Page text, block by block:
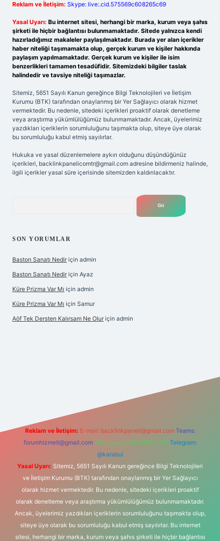
Reklam ve İletişim: Skype: live:.cid.575569c608265c69
Yasal Uyarı: Bu internet sitesi, herhangi bir marka, kurum veya şahıs
şirketi ile hiçbir bağlantısı bulunmamaktadır. Sitede yalnızca kendi
hazırladığımız makaleler paylaşılmaktadır. Burada yer alan içerikler
haber niteliği taşımamakta olup, gerçek kurum ve kişiler hakkında
paylaşım yapılmamaktadır. Gerçek kurum ve kişiler ile isim
benzerlikleri tamamen tesadüfidir. Sitemizdeki bilgiler taslak
halindedir ve tavsiye niteliği taşımazlar.
Sitemiz, 5651 Sayılı Kanun gereğince Bilgi Teknolojileri ve İletişim
Kurumu (BTK) tarafından onaylanmış bir Yer Sağlayıcı olarak hizmet
vermektedir. Bu nedenle, sitedeki içerikleri proaktif olarak denetleme
veya araştırma yükümlülüğümüz bulunmamaktadır. Ancak, üyelerimiz
yazdıkları içeriklerin sorumluluğunu taşımakta olup, siteye üye olarak
bu sorumluluğu kabul etmiş sayılırlar.
Hukuka ve yasal düzenlemelere aykırı olduğunu düşündüğünüz
içerikleri, backlinkpanelicomtr@gmail.com adresine bildirmeniz halinde,
ilgili içerikler yasal süre içerisinde sitemizden kaldırılacaktır.
SON YORUMLAR
Baston Sanatı Nedir için admin
Baston Sanatı Nedir için Ayaz
Küre Prizma Var Mı için admin
Küre Prizma Var Mı için Samur
Aöf Tek Dersten Kalırsam Ne Olur için admin
Reklam ve İletişim: E-mail: backlinkpaneli@gmail.com Teams:
forumhizmeti@gmail.com Whatsapp: 0262 606 0 726 Telegram:
@karabul
Yasal Uyarı: Sitemiz, 5651 Sayılı Kanun gereğince Bilgi Teknolojileri
ve İletişim Kurumu (BTK) tarafından onaylanmış bir Yer Sağlayıcı
olarak hizmet vermektedir. Bu nedenle, sitedeki içerikleri proaktif
olarak denetleme veya araştırma yükümlülüğümüz bulunmamaktadır.
Ancak, üyelerimiz yazdıkları içeriklerin sorumluluğunu taşımakta olup,
siteye üye olarak bu sorumluluğu kabul etmiş sayılırlar. Bu internet
sitesi, herhangi bir marka, kurum veya şahıs şirketi ile hiçbir bağlantısı